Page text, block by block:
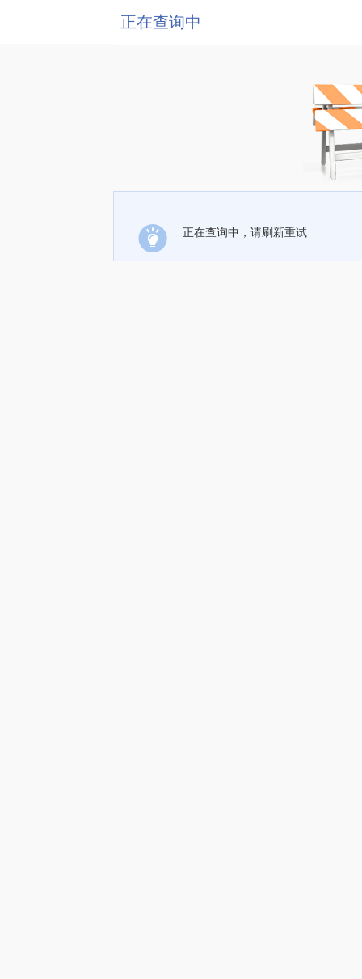
正在查询中
正在查询中，请刷新重试